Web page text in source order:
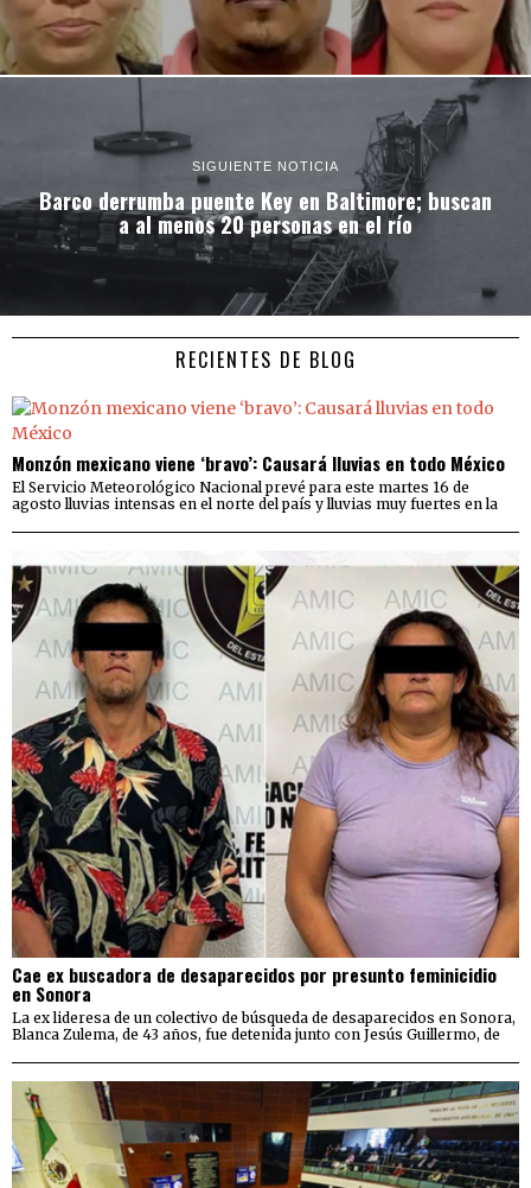
SIGUIENTE NOTICIA
Barco derrumba puente Key en Baltimore; buscan
a al menos 20 personas en el río
RECIENTES DE BLOG
Monzón mexicano viene ‘bravo’: Causará lluvias en todo México
El Servicio Meteorológico Nacional prevé para este martes 16 de
agosto lluvias intensas en el norte del país y lluvias muy fuertes en la
Cae ex buscadora de desaparecidos por presunto feminicidio
en Sonora
La ex lideresa de un colectivo de búsqueda de desaparecidos en Sonora,
Blanca Zulema, de 43 años, fue detenida junto con Jesús Guillermo, de